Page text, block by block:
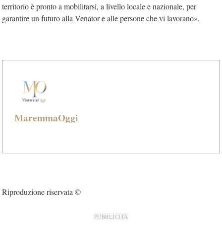
territorio è pronto a mobilitarsi, a livello locale e nazionale, per
garantire un futuro alla Venator e alle persone che vi lavorano».
MaremmaOggi
Riproduzione riservata ©
PUBBLICITÀ